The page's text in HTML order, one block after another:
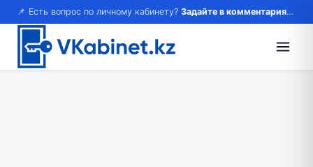
📌 Есть вопрос по личному кабинету? Задайте в комментариях — ответим!